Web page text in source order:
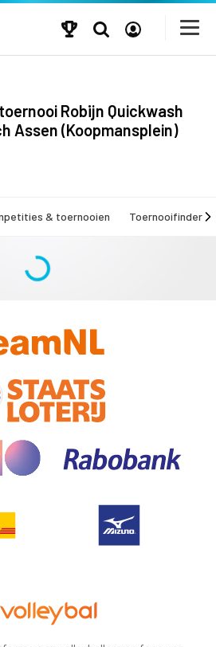
Robijn Quickwash
Assen (Koopmansplein)
& toernooien Toernooifinder